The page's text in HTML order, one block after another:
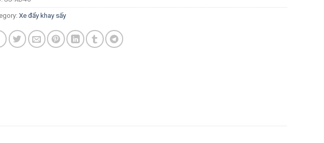
Xe đẩy khay sấy